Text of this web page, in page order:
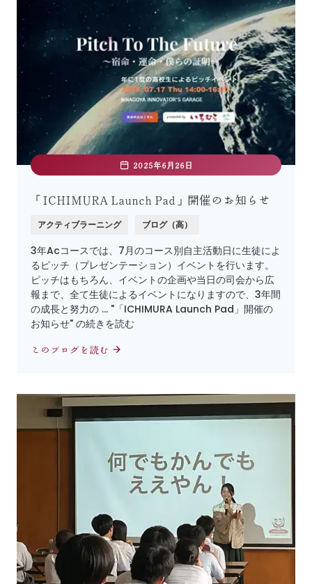
2025年6月26日
「ICHIMURA Launch Pad」開催のお知らせ
アクティブラーニング ブログ（高）
3年Acコースでは、7月のコース別自主活動日に生徒によ
るピッチ（プレゼンテーション）イベントを行います。
ピッチはもちろん、イベントの企画や当日の司会から広
報まで、全て生徒によるイベントになりますので、3年間
の成長と努力の … "「ICHIMURA Launch Pad」開催の
お知らせ" の続きを読む
このブログを読む